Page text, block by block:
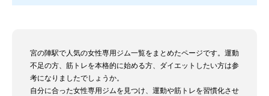
宮の陣駅で人気の女性専用ジム一覧をまとめたページです。運動
不足の方、筋トレを本格的に始める方、ダイエットしたい方は参
考になりましたでしょうか。
自分に合った女性専用ジムを見つけ、運動や筋トレを習慣化させ